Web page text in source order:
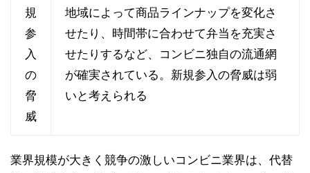
規
参
入
の
脅
威
地域によって商品ラインナップを変化さ
せたり、時間帯に合わせて弁当を充実さ
せたりするなど、コンビニ独自の流通網
が確実されている。新規参入の脅威は弱
いと考えられる
業界規模が大きく競争の激しいコンビニ業界は、代替